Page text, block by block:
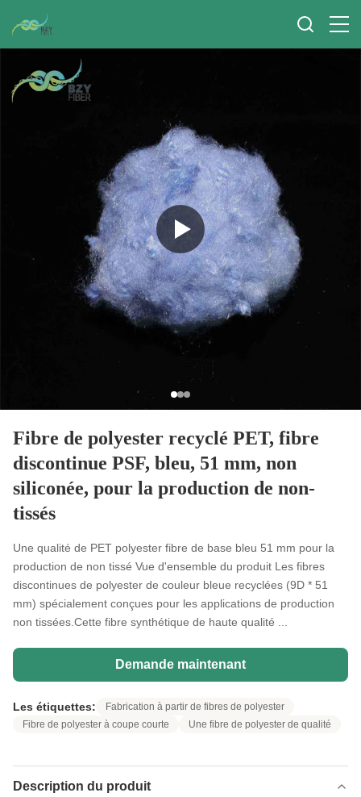
Fibre de polyester recyclé PET, fibre
discontinue PSF, bleu, 51 mm, non
siliconée, pour la production de non-
tissés
Une qualité de PET polyester fibre de base bleu 51 mm pour la
production de non tissé Vue d'ensemble du produit Les fibres
discontinues de polyester de couleur bleue recyclées (9D * 51
mm) spécialement conçues pour les applications de production
non tissées.Cette fibre synthétique de haute qualité ...
Demande maintenant
Les étiquettes:
Fabrication à partir de fibres de polyester
Fibre de polyester à coupe courte
Une fibre de polyester de qualité
Description du produit